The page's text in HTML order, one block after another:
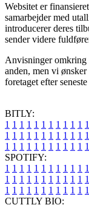
Websitet er
samarbejder med
introducerer deres
sender videre
Anvisninger omkring
anden, men vi
foretaget efter
BITLY:
1 1 1 1 1 1 1 1 1 1 1 1
1 1 1 1 1 1 1 1 1 1 1 1
1 1 1 1 1 1 1 1 1 1 1 1
SPOTIFY:
1 1 1 1 1 1 1 1 1 1 1 1
1 1 1 1 1 1 1 1 1 1 1 1
1 1 1 1 1 1 1 1 1 1 1 1
CUTTLY BIO: